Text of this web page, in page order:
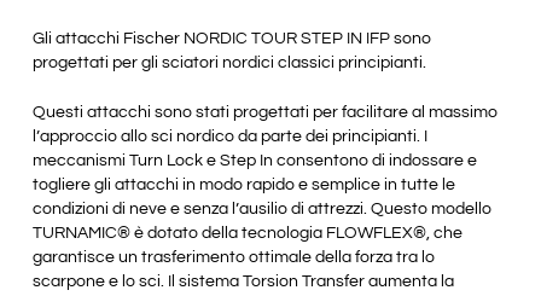
Gli attacchi Fischer NORDIC TOUR STEP IN IFP sono
progettati per gli sciatori nordici classici principianti.
Questi attacchi sono stati progettati per facilitare al massimo
l’approccio allo sci nordico da parte dei principianti. I
meccanismi Turn Lock e Step In consentono di indossare e
togliere gli attacchi in modo rapido e semplice in tutte le
condizioni di neve e senza l’ausilio di attrezzi. Questo modello
TURNAMIC® è dotato della tecnologia FLOWFLEX®, che
garantisce un trasferimento ottimale della forza tra lo
scarpone e lo sci. Il sistema Torsion Transfer aumenta la